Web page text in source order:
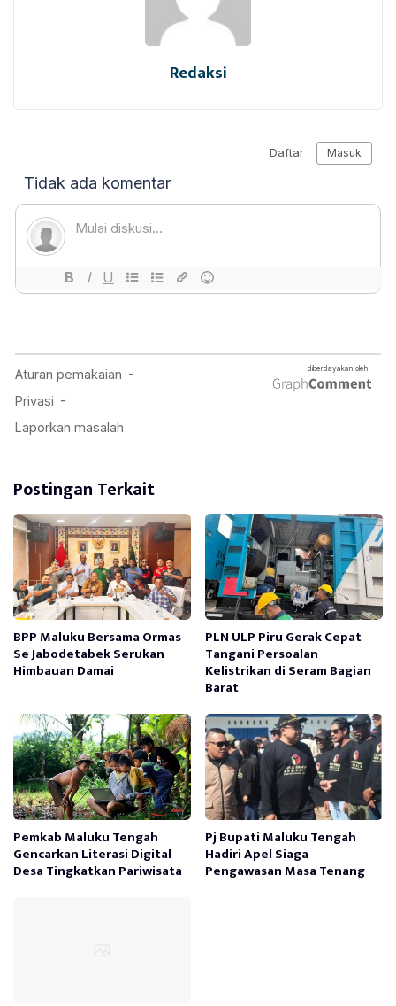
Redaksi
Postingan Terkait
BPP Maluku Bersama Ormas
Se Jabodetabek Serukan
Himbauan Damai
PLN ULP Piru Gerak Cepat
Tangani Persoalan
Kelistrikan di Seram Bagian
Barat
Pemkab Maluku Tengah
Gencarkan Literasi Digital
Desa Tingkatkan Pariwisata
Pj Bupati Maluku Tengah
Hadiri Apel Siaga
Pengawasan Masa Tenang